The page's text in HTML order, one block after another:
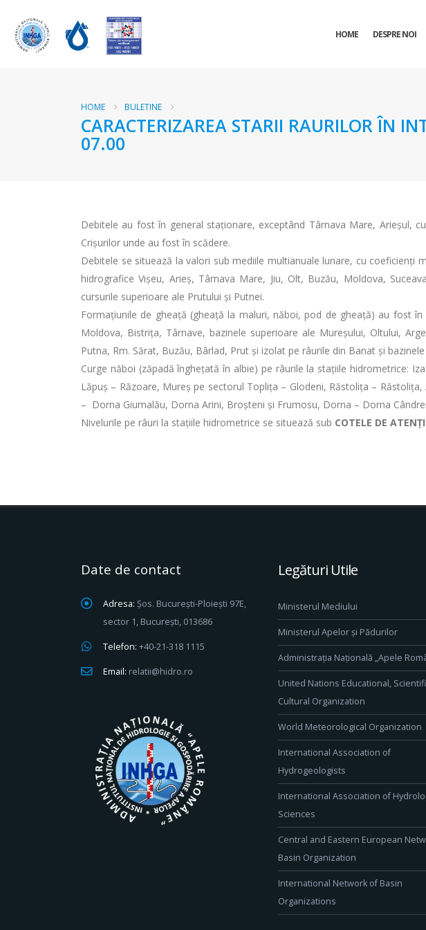
HOME DESPRE NOI
HOME BULETINE
CARACTERIZAREA STARII RAURILOR ÎN
07.00
Debitele au fost în general staționare, exceptând Târnava Mare, Arieșul,
Crișurilor unde au fost în scădere.
Debitele se situează la valori sub mediile multianuale lunare, cu coeficienţi
hidrografice Vișeu, Arieș, Târnava Mare, Jiu, Olt, Buzău, Moldova,
cursurile superioare ale Prutului și Putnei.
Formaţiunile de gheaţă (gheață la maluri, năboi, pod de gheață) au fost
Moldova, Bistrița, Târnave, bazinele superioare ale Mureșului, Oltului,
Putna, Rm. Sărat, Buzău, Bârlad, Prut și izolat pe râurile din Banat și
Curge năboi (zăpadă îngheţată în albie) pe râurile la staţiile hidrometrice:
Lăpuș – Răzoare, Mureș pe sectorul Toplița – Glodeni, Răstolița –
– Dorna Giumalău, Dorna Arini, Broşteni şi Frumosu, Dorna – Dorna
Nivelurile pe râuri la stațiile hidrometrice se situează sub COTELE DE
Date de contact
Adresa: Șos. București-Ploiești 97E,
sector 1, București, 013686
Telefon: +40-21-318 1115
Email: relatii@hidro.ro
Legături Utile
Ministerul Mediului
Ministerul Apelor și Pădurilor
Administrația Națională „Apele
United Nations Educational,
Cultural Organization
World Meteorological Organization
International Association of
Hydrogeologists
International Association of
Sciences
Central and Eastern European
Basin Organization
International Network of Basin
Organizations